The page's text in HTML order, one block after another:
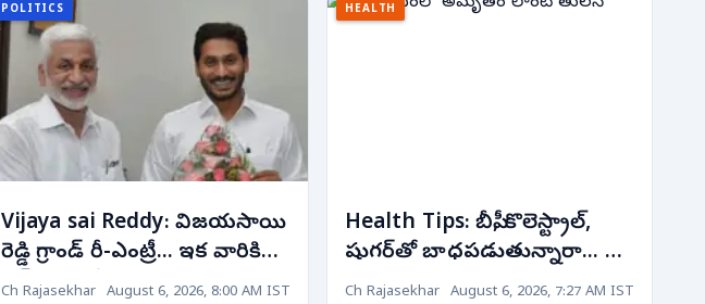
POLITICS
Vijaya sai Reddy: విజయసాయి
రెడ్డి గ్రాండ్ రీ-ఎంట్రీ... ఇక వారికి
చెక్ పడినట్లేనా?
Ch Rajasekhar August 6, 2026, 8:00 AM IST
HEALTH
Health Tips: బీపీ, కొలెస్ట్రాల్,
షుగర్‌తో బాధపడుతున్నారా... ఈ
చిన్న చిట్కా పాటించి చూడండి!
Ch Rajasekhar August 6, 2026, 7:27 AM IST